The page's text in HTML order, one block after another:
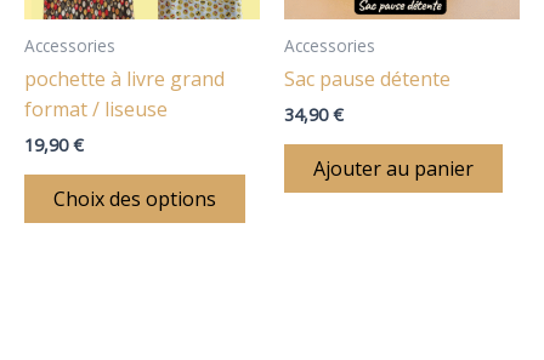
Accessories
pochette à livre grand
format / liseuse
19,90€
Choix des options
choisies
produit
Accessories
Sac pause détente
34,90€
Ajouter au panier